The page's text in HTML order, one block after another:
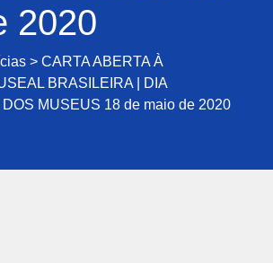
2020
> CARTA ABERTA À
BRASILEIRA | DIA
DOS MUSEUS 18 de maio de 2020